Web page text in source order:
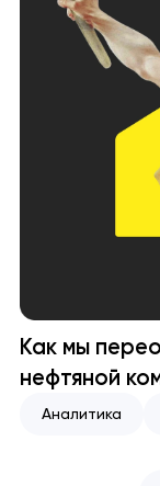
Как мы
нефтяной
Аналитика